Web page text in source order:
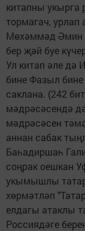
китапны укырга
тормагач,
Мөхәммәд Әмин
бер җәй буе
Ул китап әле дә
бине Фазыл
сак­лана. (242
мәдрәсәсендә
мәдрәсәсен
аннан сабак
Баһадиршаһ
соңрак оешкан
укымышлы
хөрмәтләп
елдагы атаклы
Россиядәге